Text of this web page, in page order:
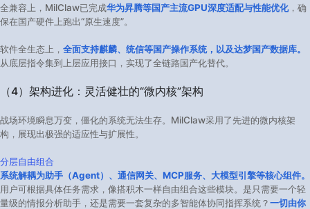
全兼容上，MilClaw已完成华为昇腾等国产主流GPU深度适配与性能优化，确
保在国产硬件上跑出“原生速度”。
软件全生态上， 全面支持麒麟、统信等国产操作系统，以及达梦国产数据库。
从底层指令集到上层应用接口，实现了全链路国产化替代。
（4）架构进化：灵活健壮的“微内核”架构​
战场环境瞬息万变，僵化的系统无法生存。MilClaw采用了先进的微内核架
构，展现出极强的适应性与扩展性。
分层自由组合
系统解耦为助手（Agent）、通信网关、MCP服务、大模型引擎等核心组件。
用户可根据具体任务需求，像搭积木一样自由组合这些模块。是只需要一个轻
量级的情报分析助手，还是需要一套复杂的多智能体协同指挥系统？一切由你